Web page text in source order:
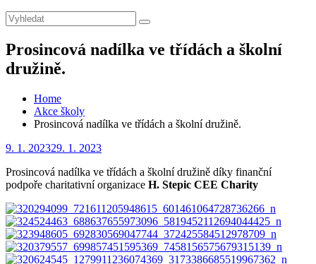
Search
for:
Search
Prosincová nadílka ve třídách a školní
družině.
Home
Akce školy
Prosincová nadílka ve třídách a školní družině.
Posted
9. 1. 202329. 1. 2023
Prosincová nadílka ve třídách a školní družině díky finanční
podpoře charitativní organizace H. Stepic CEE Charity